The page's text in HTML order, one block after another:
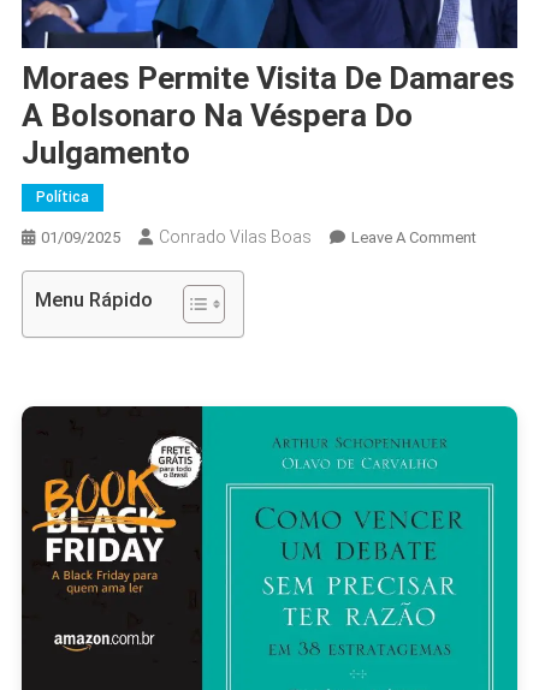
Moraes Permite Visita De Damares
A Bolsonaro Na Véspera Do
Julgamento
Política
01/09/2025 Conrado Vilas Boas Leave A CommentOn
A
Véspera
Menu Rápido